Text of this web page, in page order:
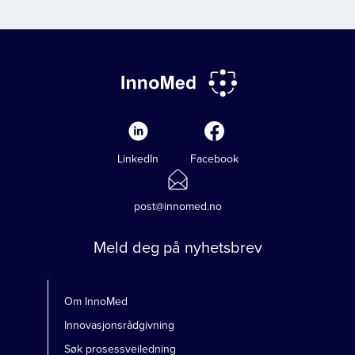
LinkedIn Facebook
post@innomed.no
Meld deg på nyhetsbrev
Om InnoMed
Innovasjonsrådgivning
Søk prosessveiledning